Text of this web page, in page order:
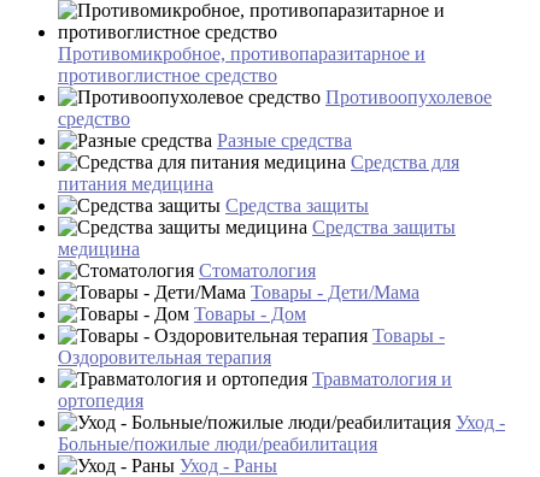
Противомикробное, противопаразитарное и
противоглистное средство
Противоопухолевое
средство
Разные средства
Средства для
питания медицина
Средства защиты
Средства защиты
медицина
Стоматология
Товары - Дети/Мама
Товары - Дом
Товары -
Оздоровительная терапия
Травматология и
ортопедия
Уход -
Больные/пожилые люди/реабилитация
Уход - Раны